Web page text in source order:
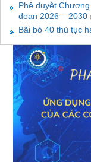
Phê duyệt
đoạn 2026 – 2030
Bãi bỏ 40 thủ tục